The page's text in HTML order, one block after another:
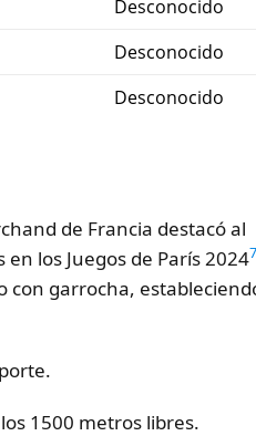
Desconocido
Desconocido
Desconocido
de Francia destacó al
los Juegos de París 20247
con garrocha,
1500 metros libres.